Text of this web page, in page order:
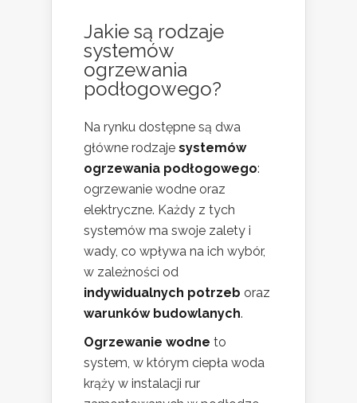
Jakie są rodzaje
systemów
ogrzewania
podłogowego?
Na rynku dostępne są dwa
główne rodzaje systemów
ogrzewania podłogowego:
ogrzewanie wodne oraz
elektryczne. Każdy z tych
systemów ma swoje zalety i
wady, co wpływa na ich wybór,
w zależności od
indywidualnych potrzeb oraz
warunków budowlanych.
Ogrzewanie wodne to
system, w którym ciepła woda
krąży w instalacji rur